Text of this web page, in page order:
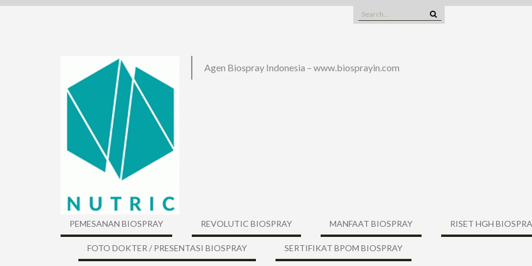
Skip
Search
for:
Agen Biospray Indonesia – www.biosprayin.com
PEMESANAN BIOSPRAY REVOLUTIC BIOSPRAY MANFAAT BIOSPRAY RISET HGH
FOTO DOKTER / PRESENTASI BIOSPRAY SERTIFIKAT BPOM BIOSPRAY